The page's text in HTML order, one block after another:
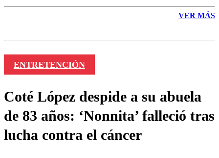
VER MÁS
ENTRETENCIÓN
Coté López despide a su abuela
de 83 años: ‘Nonnita’ falleció tras
lucha contra el cáncer